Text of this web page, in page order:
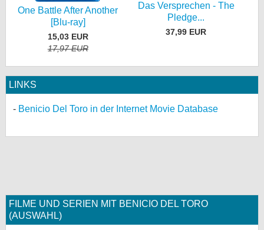
One Battle After Another
[Blu-ray]
15,03 EUR
17,97 EUR
Das Versprechen - The
Pledge...
37,99 EUR
LINKS
Benicio Del Toro in der Internet Movie Database
FILME UND SERIEN MIT BENICIO DEL TORO
(AUSWAHL)